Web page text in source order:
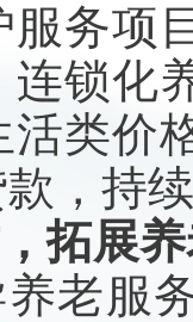
服务项
连锁化
活类价
，持
拓展
老服